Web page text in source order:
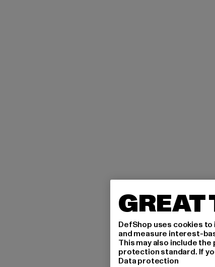
GREAT
DefShop uses cookies
and measure interest-
This may also include
protection standard. If
Data protection